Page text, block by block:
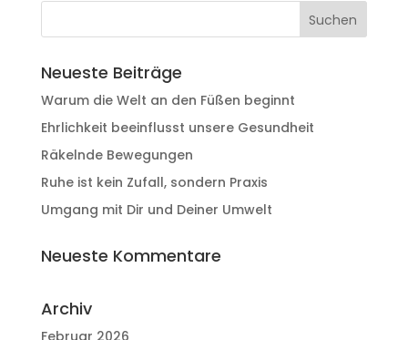
Neueste Beiträge
Warum die Welt an den Füßen beginnt
Ehrlichkeit beeinflusst unsere Gesundheit
Räkelnde Bewegungen
Ruhe ist kein Zufall, sondern Praxis
Umgang mit Dir und Deiner Umwelt
Neueste Kommentare
Archiv
Februar 2026